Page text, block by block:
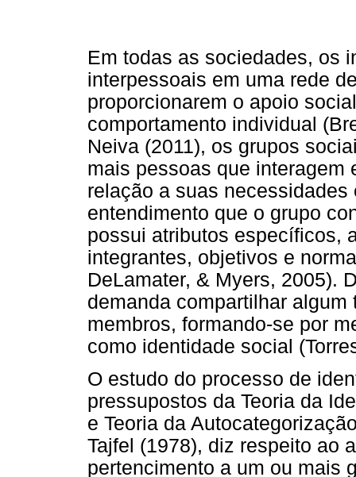
Em todas as sociedades, os
interpessoais em uma rede
proporcionarem o apoio
comportamento individual
Neiva (2011), os grupos
mais pessoas que interagem
relação a suas
entendimento que o grupo
possui atributos específicos,
integrantes, objetivos e
DeLamater, & Myers, 2005).
demanda compartilhar
membros, formando-se por
como identidade social
O estudo do processo de
pressupostos da Teoria da
e Teoria da
Tajfel (1978), diz respeito ao
pertencimento a um ou mais